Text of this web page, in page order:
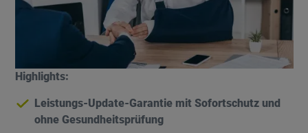
Highlights:
Leistungs-Update-Garantie mit Sofortschutz und
ohne Gesundheitsprüfung